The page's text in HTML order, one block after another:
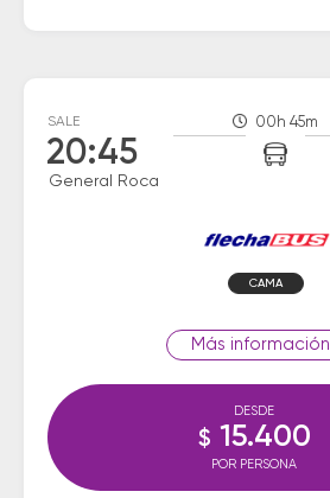
SALE
20:45
General Roca
00h 45m
CAMA
información
DESDE
$ 15.400
POR PERSONA